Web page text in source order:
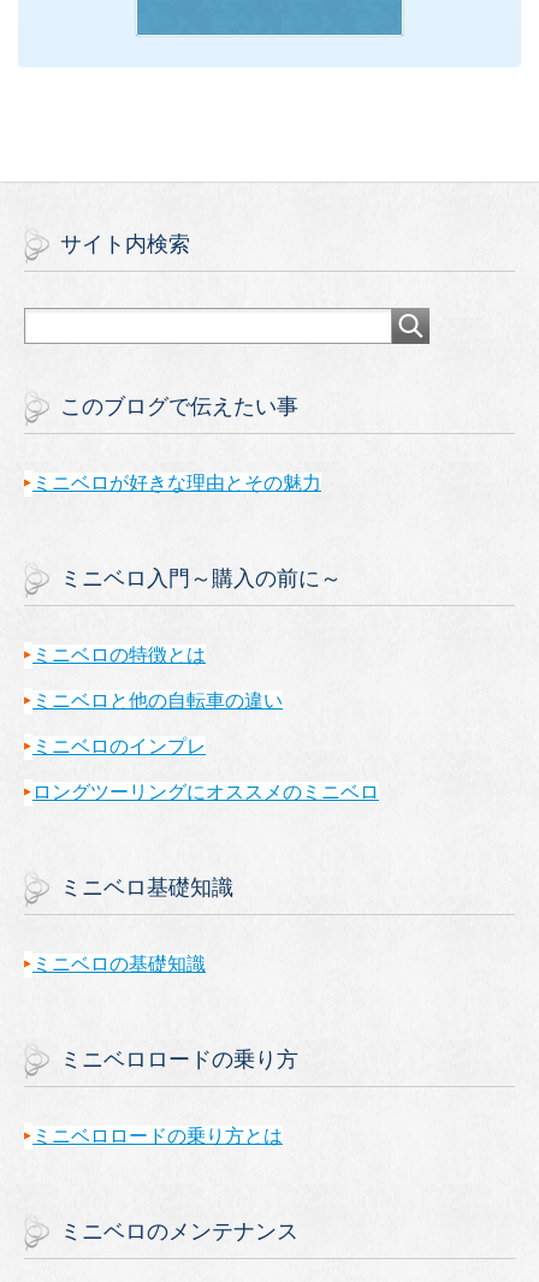
サイト内検索
このブログで伝えたい事
ミニベロが好きな理由とその魅力
ミニベロ入門～購入の前に～
ミニベロの特徴とは
ミニベロと他の自転車の違い
ミニベロのインプレ
ロングツーリングにオススメのミニベロ
ミニベロ基礎知識
ミニベロの基礎知識
ミニベロロードの乗り方
ミニベロロードの乗り方とは
ミニベロのメンテナンス